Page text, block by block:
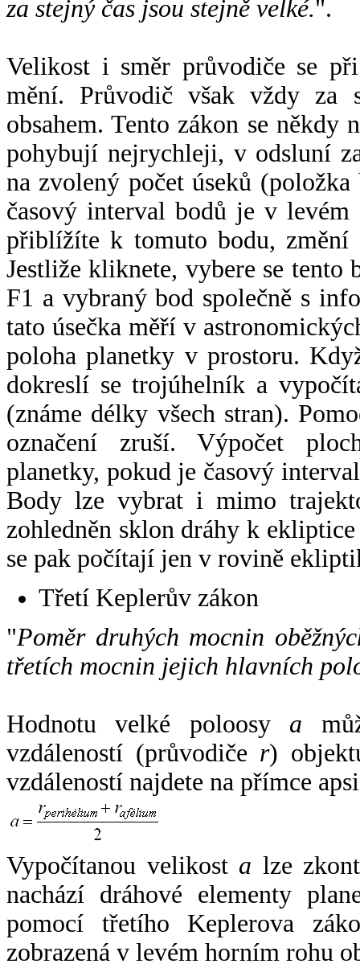
za stejný čas jsou stejně velké.".
Velikost i směr průvodiče se
mění. Průvodič však vždy za
obsahem. Tento zákon se někdy
pohybují nejrychleji, v odsluní
na zvolený počet úseků
časový interval bodů je v
přiblížíte k tomuto bodu,
Jestliže kliknete, vybere se tento
F1 a vybraný bod společně s
tato úsečka měří v
poloha planetky v prostoru.
dokreslí se trojúhelník a
(známe délky všech stran).
označení zruší. Výpočet
planetky, pokud je časový
Body lze vybrat i mimo
zohledněn sklon dráhy k
se pak počítají jen v rovině
Třetí Keplerův zákon
"Poměr druhých mocnin
třetích mocnin jejich hlavních
Hodnotu velké poloosy a
vzdáleností (průvodiče r)
vzdáleností najdete na přímce
Vypočítanou velikost a lze
nachází dráhové elementy
pomocí třetího Keplerova
zobrazená v levém horním rohu